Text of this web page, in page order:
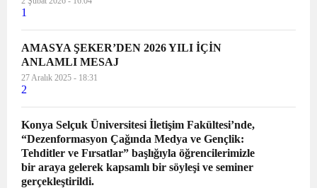
1
AMASYA ŞEKER’DEN 2026 YILI İÇİN
ANLAMLI MESAJ
27 Aralık 2025 - 18:31
2
Konya Selçuk Üniversitesi İletişim Fakültesi’nde,
“Dezenformasyon Çağında Medya ve Gençlik:
Tehditler ve Fırsatlar” başlığıyla öğrencilerimizle
bir araya gelerek kapsamlı bir söyleşi ve seminer
gerçekleştirildi.